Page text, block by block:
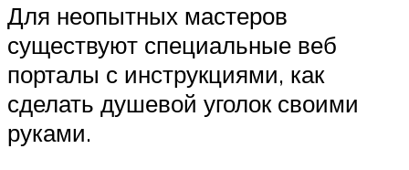
Для неопытных мастеров
существуют специальные веб
порталы с инструкциями, как
сделать душевой уголок своими
руками.